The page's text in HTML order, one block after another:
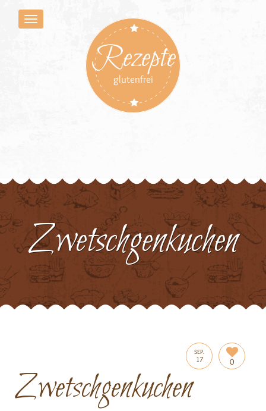
Rezepte
glutenfrei
Zwetschgenkuchen
SEP.
17 0
Zwetschgenkuchen